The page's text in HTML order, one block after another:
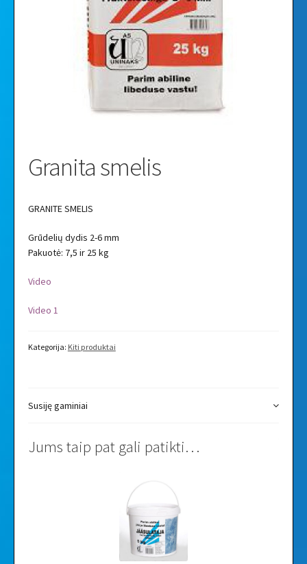
Granita smelis
GRANITE SMELIS
Grūdelių dydis 2-6 mm
Pakuotė: 7,5 ir 25 kg
Video
Video 1
Kategorija: Kiti produktai
Susiję gaminiai
Jums taip pat gali patikti…